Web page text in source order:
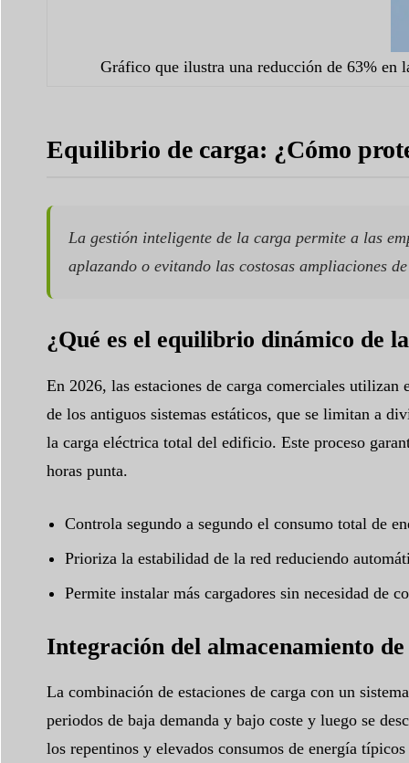
Gráfico que ilustra una reducción de 63% en
Equilibrio de carga: ¿Cómo
La gestión inteligente de la carga permite a las
aplazando o evitando las costosas ampliaciones
¿Qué es el equilibrio dinámico de
En 2026, las estaciones de carga comerciales
de los antiguos sistemas estáticos, que se limitan a
la carga eléctrica total del edificio. Este proceso
horas punta.
Controla segundo a segundo el consumo total de
Prioriza la estabilidad de la red reduciendo
Permite instalar más cargadores sin necesidad de
Integración del almacenamiento
La combinación de estaciones de carga con un
periodos de baja demanda y bajo coste y luego se
los repentinos y elevados consumos de energía